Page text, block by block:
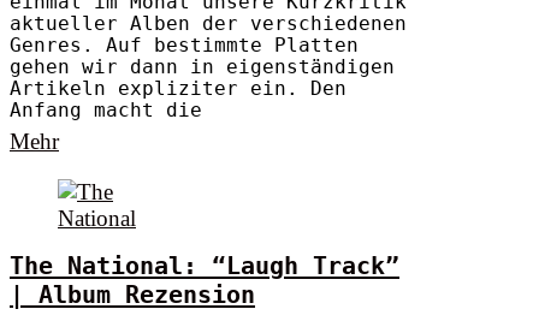
aktueller Alben der verschiedenen
Genres. Auf bestimmte Platten
gehen wir dann in eigenständigen
Artikeln expliziter ein. Den
Anfang macht die
Mehr
The National: “Laugh Track”
| Album Rezension